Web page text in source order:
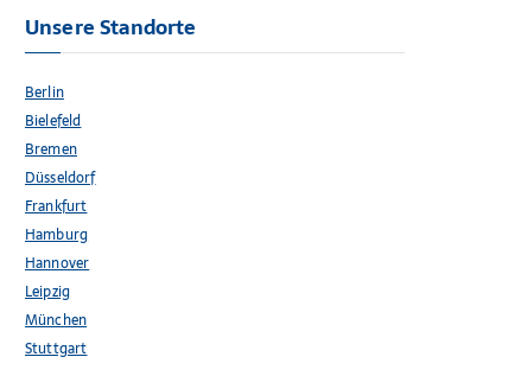
Unsere Standorte
Berlin
Bielefeld
Bremen
Düsseldorf
Frankfurt
Hamburg
Hannover
Leipzig
München
Stuttgart